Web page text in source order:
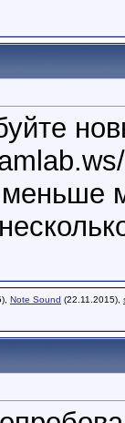
Note Sound (22.11.2015),